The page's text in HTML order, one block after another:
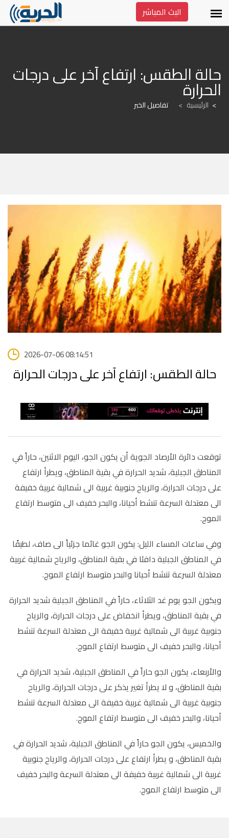
البث المباشر
الحرارة
الرئيسية > تفاصيل الخبر
2026-07-06 08:14:51
حالة الطقس: ارتفاع آخر على درجات الحرارة
توقعت دائرة الأرصاد الجوية أن يكون الجو، اليوم الاثنين، حاراً في
المناطق الجبلية، شديد الحرارة في بقية المناطق، ويطرأ ارتفاع
على درجات الحرارة، والرياح جنوبية غربية الى شمالية غربية خفيفة
الى معتدلة السرعة تنشط أحيانا، والبحر خفيف الى متوسط ارتفاع
الموج.
وفي ساعات المساء الليل: يكون الجو غائما جزئياً الى صاف، لطيفًا
في المناطق الجبلية دافئا في بقية المناطق، والرياح شمالية غربية
معتدلة السرعة تنشط أحيانا والبحر متوسط ارتفاع الموج.
ويكون الجو يوم غد الثلاثاء، حاراً في المناطق الجبلية شديد الحرارة
في بقية المناطق، ويطرأ انخفاض على درجات الحرارة، والرياح
جنوبية غربية الى شمالية غربية خفيفة الى معتدلة السرعة تنشط
أحيانا، والبحر خفيف الى متوسط ارتفاع الموج.
والأربعاء، يكون الجو حاراً في المناطق الجبلية، شديد الحرارة في
بقية المناطق، و لا يطرأ تغير يذكر على درجات الحرارة، والرياح
جنوبية غربية الى شمالية غربية خفيفة الى معتدلة السرعة تنشط
أحيانا، والبحر خفيف الى متوسط ارتفاع الموج.
والخميس، يكون الجو حاراً في المناطق الجبلية، شديد الحرارة في
بقية المناطق، و يطرأ ارتفاع على درجات الحرارة، والرياح جنوبية
غربية الى شمالية غربية خفيفة الى معتدلة السرعة والبحر خفيف
الى متوسط ارتفاع الموج.